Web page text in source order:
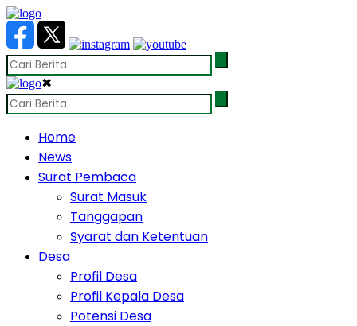
✖
Home
News
Surat Pembaca
Surat Masuk
Tanggapan
Syarat dan Ketentuan
Desa
Profil Desa
Profil Kepala Desa
Potensi Desa